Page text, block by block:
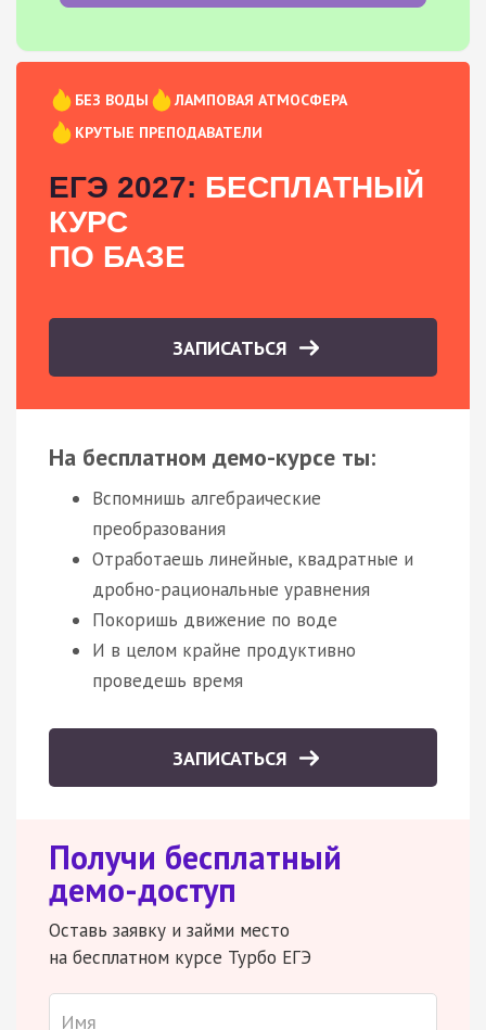
БЕЗ ВОДЫ
ЛАМПОВАЯ АТМОСФЕРА
КРУТЫЕ ПРЕПОДАВАТЕЛИ
ЕГЭ 2027: БЕСПЛАТНЫЙ
КУРС
ПО БАЗЕ
ЗАПИСАТЬСЯ
На бесплатном демо-курсе ты:
Вспомнишь алгебраические
преобразования
Отработаешь линейные, квадратные и
дробно-рациональные уравнения
Покоришь движение по воде
И в целом крайне продуктивно
проведешь время
ЗАПИСАТЬСЯ
Получи бесплатный
демо-доступ
Оставь заявку и займи место
на бесплатном курсе Турбо ЕГЭ